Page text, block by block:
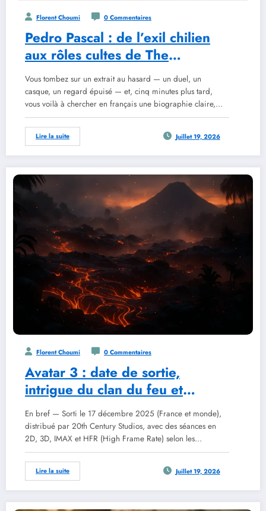
Florent Choumi 0 Commentaires
Pedro Pascal : de l’exil chilien
aux rôles cultes de The
Mandalorian et The Last of Us
Vous tombez sur un extrait au hasard — un duel, un
casque, un regard épuisé — et, cinq minutes plus tard,
vous voilà à chercher en français une biographie claire,…
Lire la suite Juillet 19, 2026
Florent Choumi 0 Commentaires
Avatar 3 : date de sortie,
intrigue du clan du feu et
réception critique en 2026
En bref — Sorti le 17 décembre 2025 (France et monde),
distribué par 20th Century Studios, avec des séances en
2D, 3D, IMAX et HFR (High Frame Rate) selon les…
Lire la suite Juillet 19, 2026